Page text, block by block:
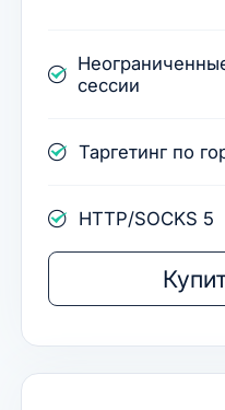
сессии
Таргетинг по
HTTP/SOCKS 5